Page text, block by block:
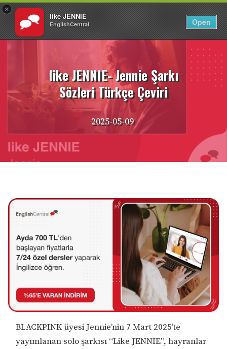
×
like JENNIE
EnglishCentral Open
Giriş Yap TR
İçeriğe
atla
like JENNIE- Jennie Şarkı
Sözleri Türkçe Çeviri
2025-05-09
BLACKPINK üyesi Jennie’nin 7 Mart 2025’te
yayımlanan solo şarkısı “Like JENNIE”, hayranlar